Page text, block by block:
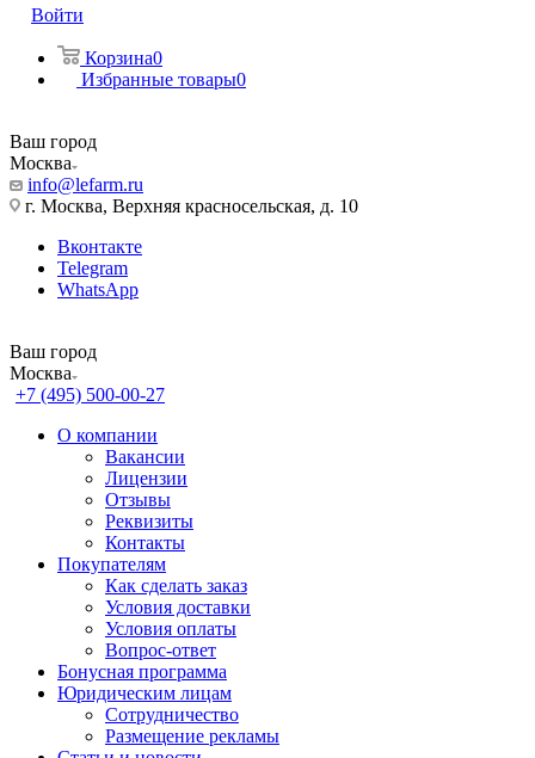
Войти
Корзина0
Избранные товары0
Ваш город
Москва
info@lefarm.ru
г. Москва, Верхняя красносельская, д. 10
Вконтакте
Telegram
WhatsApp
Ваш город
Москва
+7 (495) 500-00-27
О компании
Вакансии
Лицензии
Отзывы
Реквизиты
Контакты
Покупателям
Как сделать заказ
Условия доставки
Условия оплаты
Вопрос-ответ
Бонусная программа
Юридическим лицам
Сотрудничество
Размещение рекламы